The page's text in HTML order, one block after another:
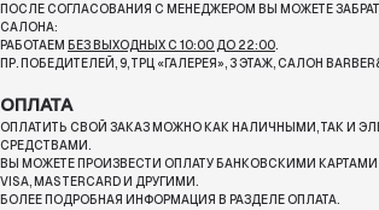
ПОСЛЕ СОГЛАСОВАНИЯ С МЕНЕДЖЕРОМ ВЫ МОЖЕТЕ
САЛОНА:
РАБОТАЕМ БЕЗ ВЫХОДНЫХ С 10:00 ДО 22:00.
ПР. ПОБЕДИТЕЛЕЙ, 9, ТРЦ «ГАЛЕРЕЯ», 3 ЭТАЖ, САЛОН
ОПЛАТА
ОПЛАТИТЬ СВОЙ ЗАКАЗ МОЖНО КАК НАЛИЧНЫМИ, ТАК И
СРЕДСТВАМИ.
ВЫ МОЖЕТЕ ПРОИЗВЕСТИ ОПЛАТУ БАНКОВСКИМИ
VISA, MASTERCARD И ДРУГИМИ.
БОЛЕЕ ПОДРОБНАЯ ИНФОРМАЦИЯ В РАЗДЕЛЕ ОПЛАТА.